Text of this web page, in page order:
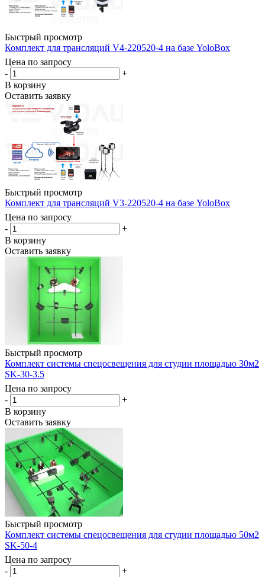
Быстрый просмотр
Комплект для трансляций V4-220520-4 на базе YoloBox
Цена по запросу
-
+
В корзину
Оставить заявку
Быстрый просмотр
Комплект для трансляций V3-220520-4 на базе YoloBox
Цена по запросу
-
+
В корзину
Оставить заявку
Быстрый просмотр
Комплект системы спецосвещения для студии площадью 30м2
SK-30-3.5
Цена по запросу
-
+
В корзину
Оставить заявку
Быстрый просмотр
Комплект системы спецосвещения для студии площадью 50м2
SK-50-4
Цена по запросу
-
+